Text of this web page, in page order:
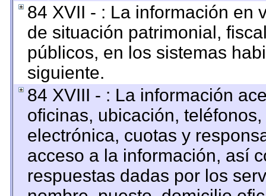
84 XVII - : La información en
de situación patrimonial,
públicos, en los sistemas
siguiente.
84 XVIII - : La información
oficinas, ubicación,
electrónica, cuotas y
acceso a la información, así
respuestas dadas por los